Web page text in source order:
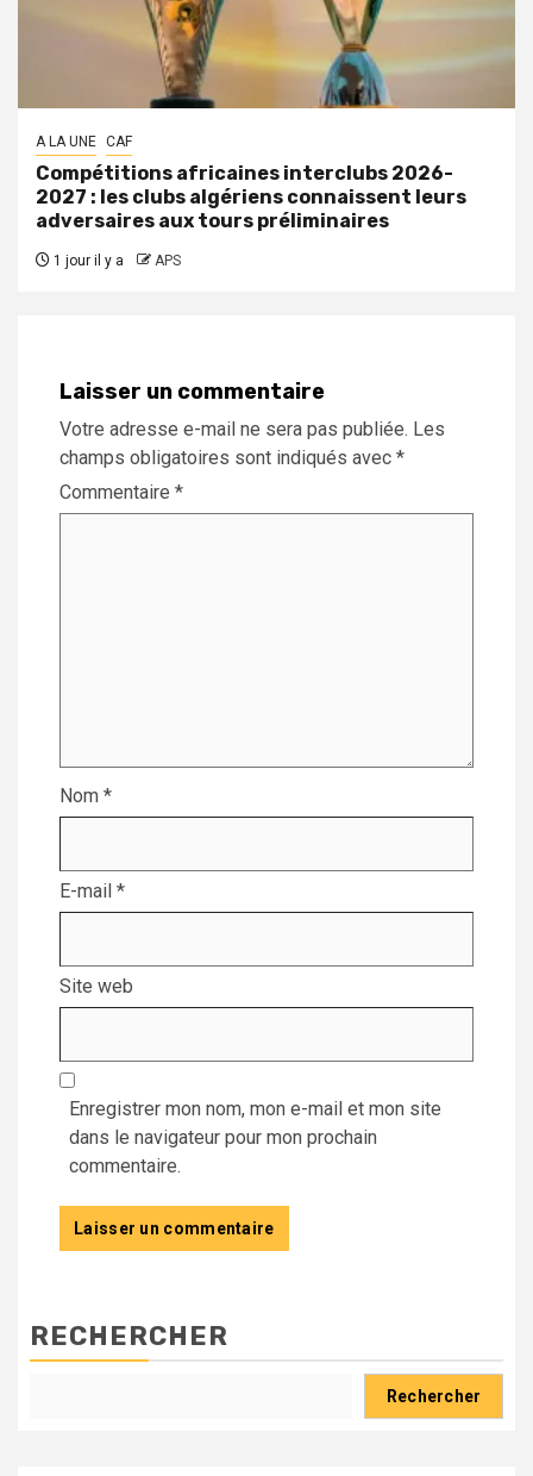
A LA UNE CAF
Compétitions africaines interclubs 2026-
2027 : les clubs algériens connaissent leurs
adversaires aux tours préliminaires
1 jour il y a APS
Laisser un commentaire
Votre adresse e-mail ne sera pas publiée. Les
champs obligatoires sont indiqués avec *
Commentaire *
Nom *
E-mail *
Site web
Enregistrer mon nom, mon e-mail et mon site
dans le navigateur pour mon prochain
commentaire.
RECHERCHER
Rechercher